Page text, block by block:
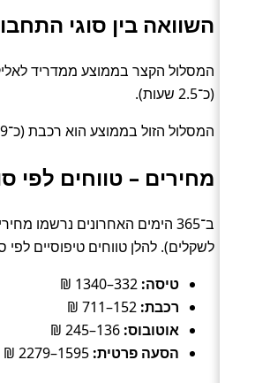
השוואה בין סוגי
המסלול הקצר בממוצע ממדריד
(כ־2.5 שעות).
המסלול הזול בממוצע הוא רכבת (כ־149 ₪).
מחירים – טווחים לפי
ב־365 הימים האחרונים נרשמו
לשקלים). להלן טווחים טיפוסיים לפי
טיסה:
רכבת:
אוטובוס:
הסעה פרטית: